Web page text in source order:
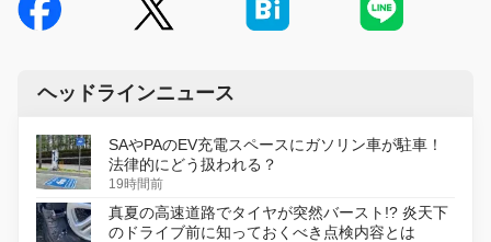
ヘッドラインニュース
SAやPAのEV充電スペースにガソリン車が駐車！
法律的にどう扱われる？
19時間前
真夏の高速道路でタイヤが突然バースト!? 炎天下
のドライブ前に知っておくべき点検内容とは